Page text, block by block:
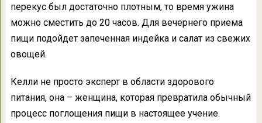
перекус был достаточно плотным, то время ужина
можно сместить до 20 часов. Для вечернего приема
пищи подойдет запеченная индейка и салат из свежих
овощей.
Келли не просто эксперт в области здорового
питания, она – женщина, которая превратила обычный
процесс поглощения пищи в настоящее учение.